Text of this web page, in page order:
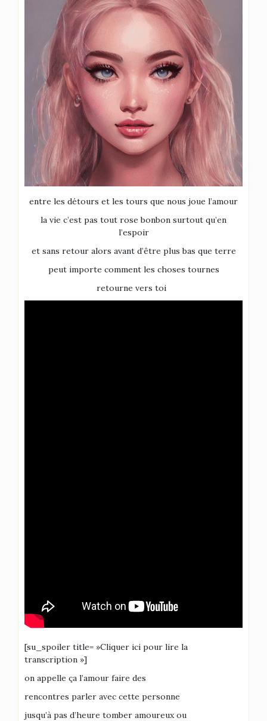
entre les détours et les tours que nous joue l’amour
la vie c’est pas tout rose bonbon surtout qu’en
l’espoir
et sans retour alors avant d’être plus bas que terre
peut importe comment les choses tournes
retourne vers toi
[su_spoiler title= »Cliquer ici pour lire la
transcription »]
on appelle ça l’amour faire des
rencontres parler avec cette personne
jusqu’à pas d’heure tomber amoureux ou